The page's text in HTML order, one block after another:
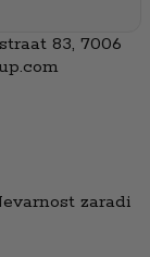
83, 7006
zaradi